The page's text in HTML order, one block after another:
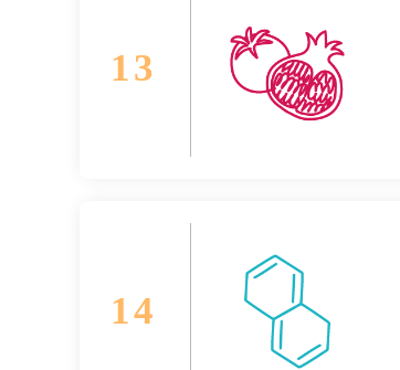
13
14